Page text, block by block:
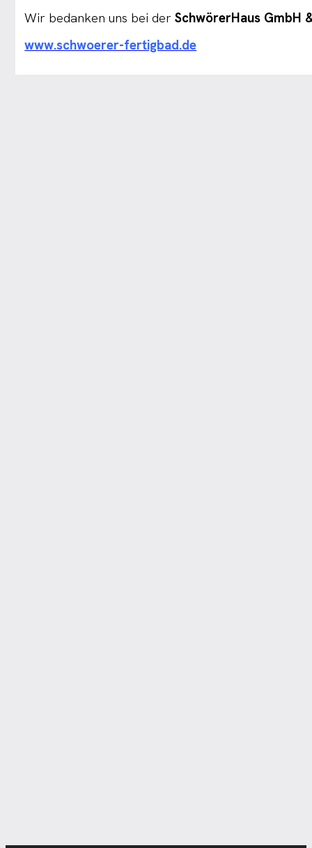
Wir bedanken uns bei derSchwörerHaus GmbH
www.schwoerer-fertigbad.de